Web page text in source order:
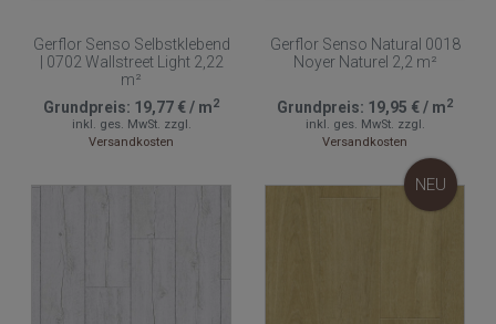
Gerflor Senso Selbstklebend
| 0702 Wallstreet Light 2,22
m²
Grundpreis: 19,77 €/ m2
inkl. ges. MwSt. zzgl.
Versandkosten
Gerflor Senso Natural 0018
Noyer Naturel 2,2 m²
Grundpreis: 19,95 €/ m2
inkl. ges. MwSt. zzgl.
Versandkosten
NEU